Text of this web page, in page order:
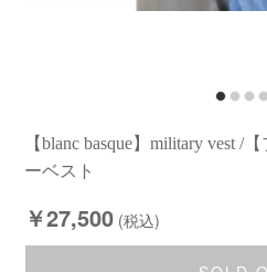
【blanc basque】military vest /
ーベスト
￥27,500 (税込)